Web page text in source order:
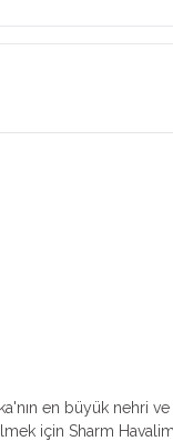
en büyük nehri
için Sharm